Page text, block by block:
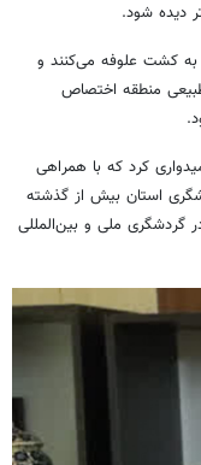
دیده شود.
کشت علوفه می‌کنند و
منطقه اختصاص
کرد که با همراهی
استان بیش از گذشته
گردشگری ملی و بین‌المللی